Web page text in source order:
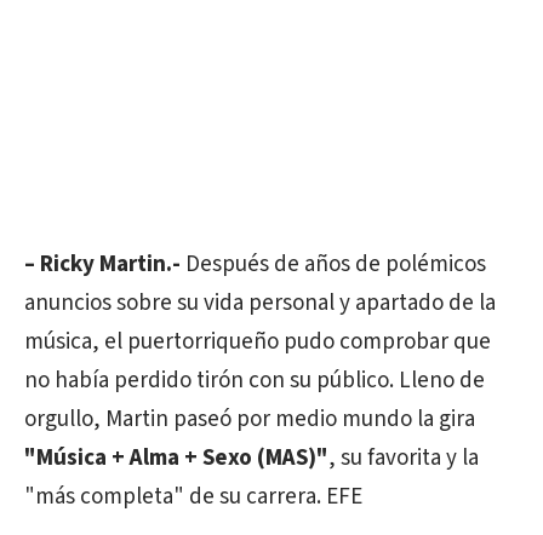
– Ricky Martin.- Después de años de polémicos
anuncios sobre su vida personal y apartado de la
música, el puertorriqueño pudo comprobar que
no había perdido tirón con su público. Lleno de
orgullo, Martin paseó por medio mundo la gira
"Música + Alma + Sexo (MAS)", su favorita y la
"más completa" de su carrera. EFE